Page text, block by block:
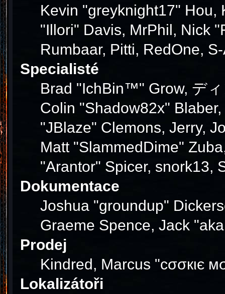
Kevin "greyknight17" Hou,
"Illori" Davis, MrPhil, Nick
Rumbaar, Pitti, RedOne,
Specialisté
Brad "IchBin™" Grow, デ
Colin "Shadow82x"
"JBlaze" Clemons, Jerry,
Matt "SlammedDime"
"Arantor" Spicer, snork13,
Dokumentace
Joshua "groundup"
Graeme Spence, Jack
Prodej
Kindred, Marcus "cσσкιє
Lokalizátoři